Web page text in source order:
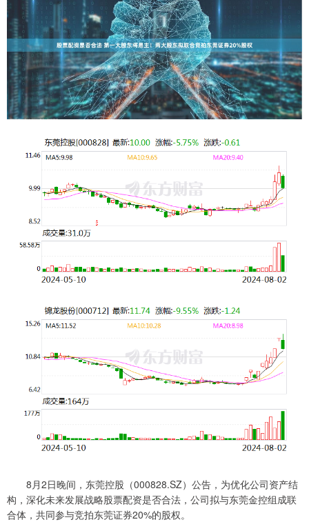
8月2日晚间，东莞控股（000828.SZ）公告，为优化公司资产结
构，深化未来发展战略股票配资是否合法，公司拟与东莞金控组成联
合体，共同参与竞拍东莞证券20%的股权。